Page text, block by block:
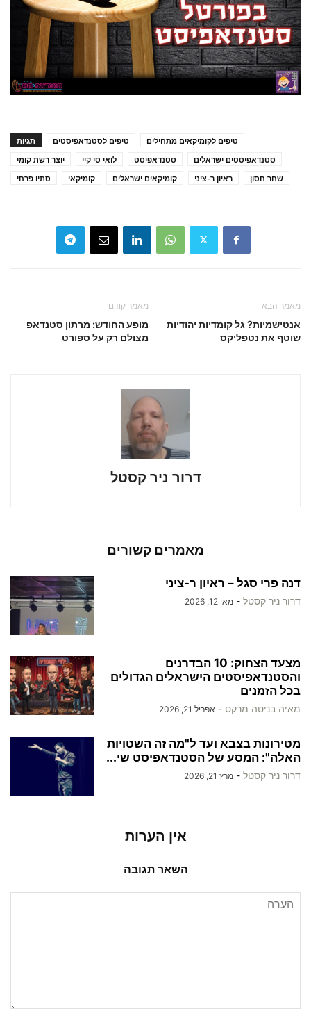
תגיות טיפים לסטנדאפיסטים
טיפים לקומיקאים מתחילים
יוצר רשת קומי
לואי סי קיי סטנדאפיסט
סטנדאפיסטים ישראלים
סתיו פרחי
קומיקאי קומיקאים ישראלים ראיון ר-ציני שחר חסון
מאמר קודם
מופע החודש: מרתון סטנדאפ
מצולם רק על ספורט
מאמר הבא
אנטישמיות? גל קומדיות יהודיות
שוטף את נטפליקס
דרור ניר קסטל
מאמרים קשורים
דנה פרי סגל – ראיון ר-ציני
דרור ניר קסטל - מאי 12, 2026
מצעד הצחוק: 10 הבדרנים
והסטנדאפיסטים הישראלים הגדולים
בכל הזמנים
מאיה בניטה מרקס - אפריל 21, 2026
מטירונות בצבא ועד ל"מה זה השטויות
האלה": המסע של הסטנדאפיסט שי...
דרור ניר קסטל - מרץ 21, 2026
אין הערות
השאר תגובה